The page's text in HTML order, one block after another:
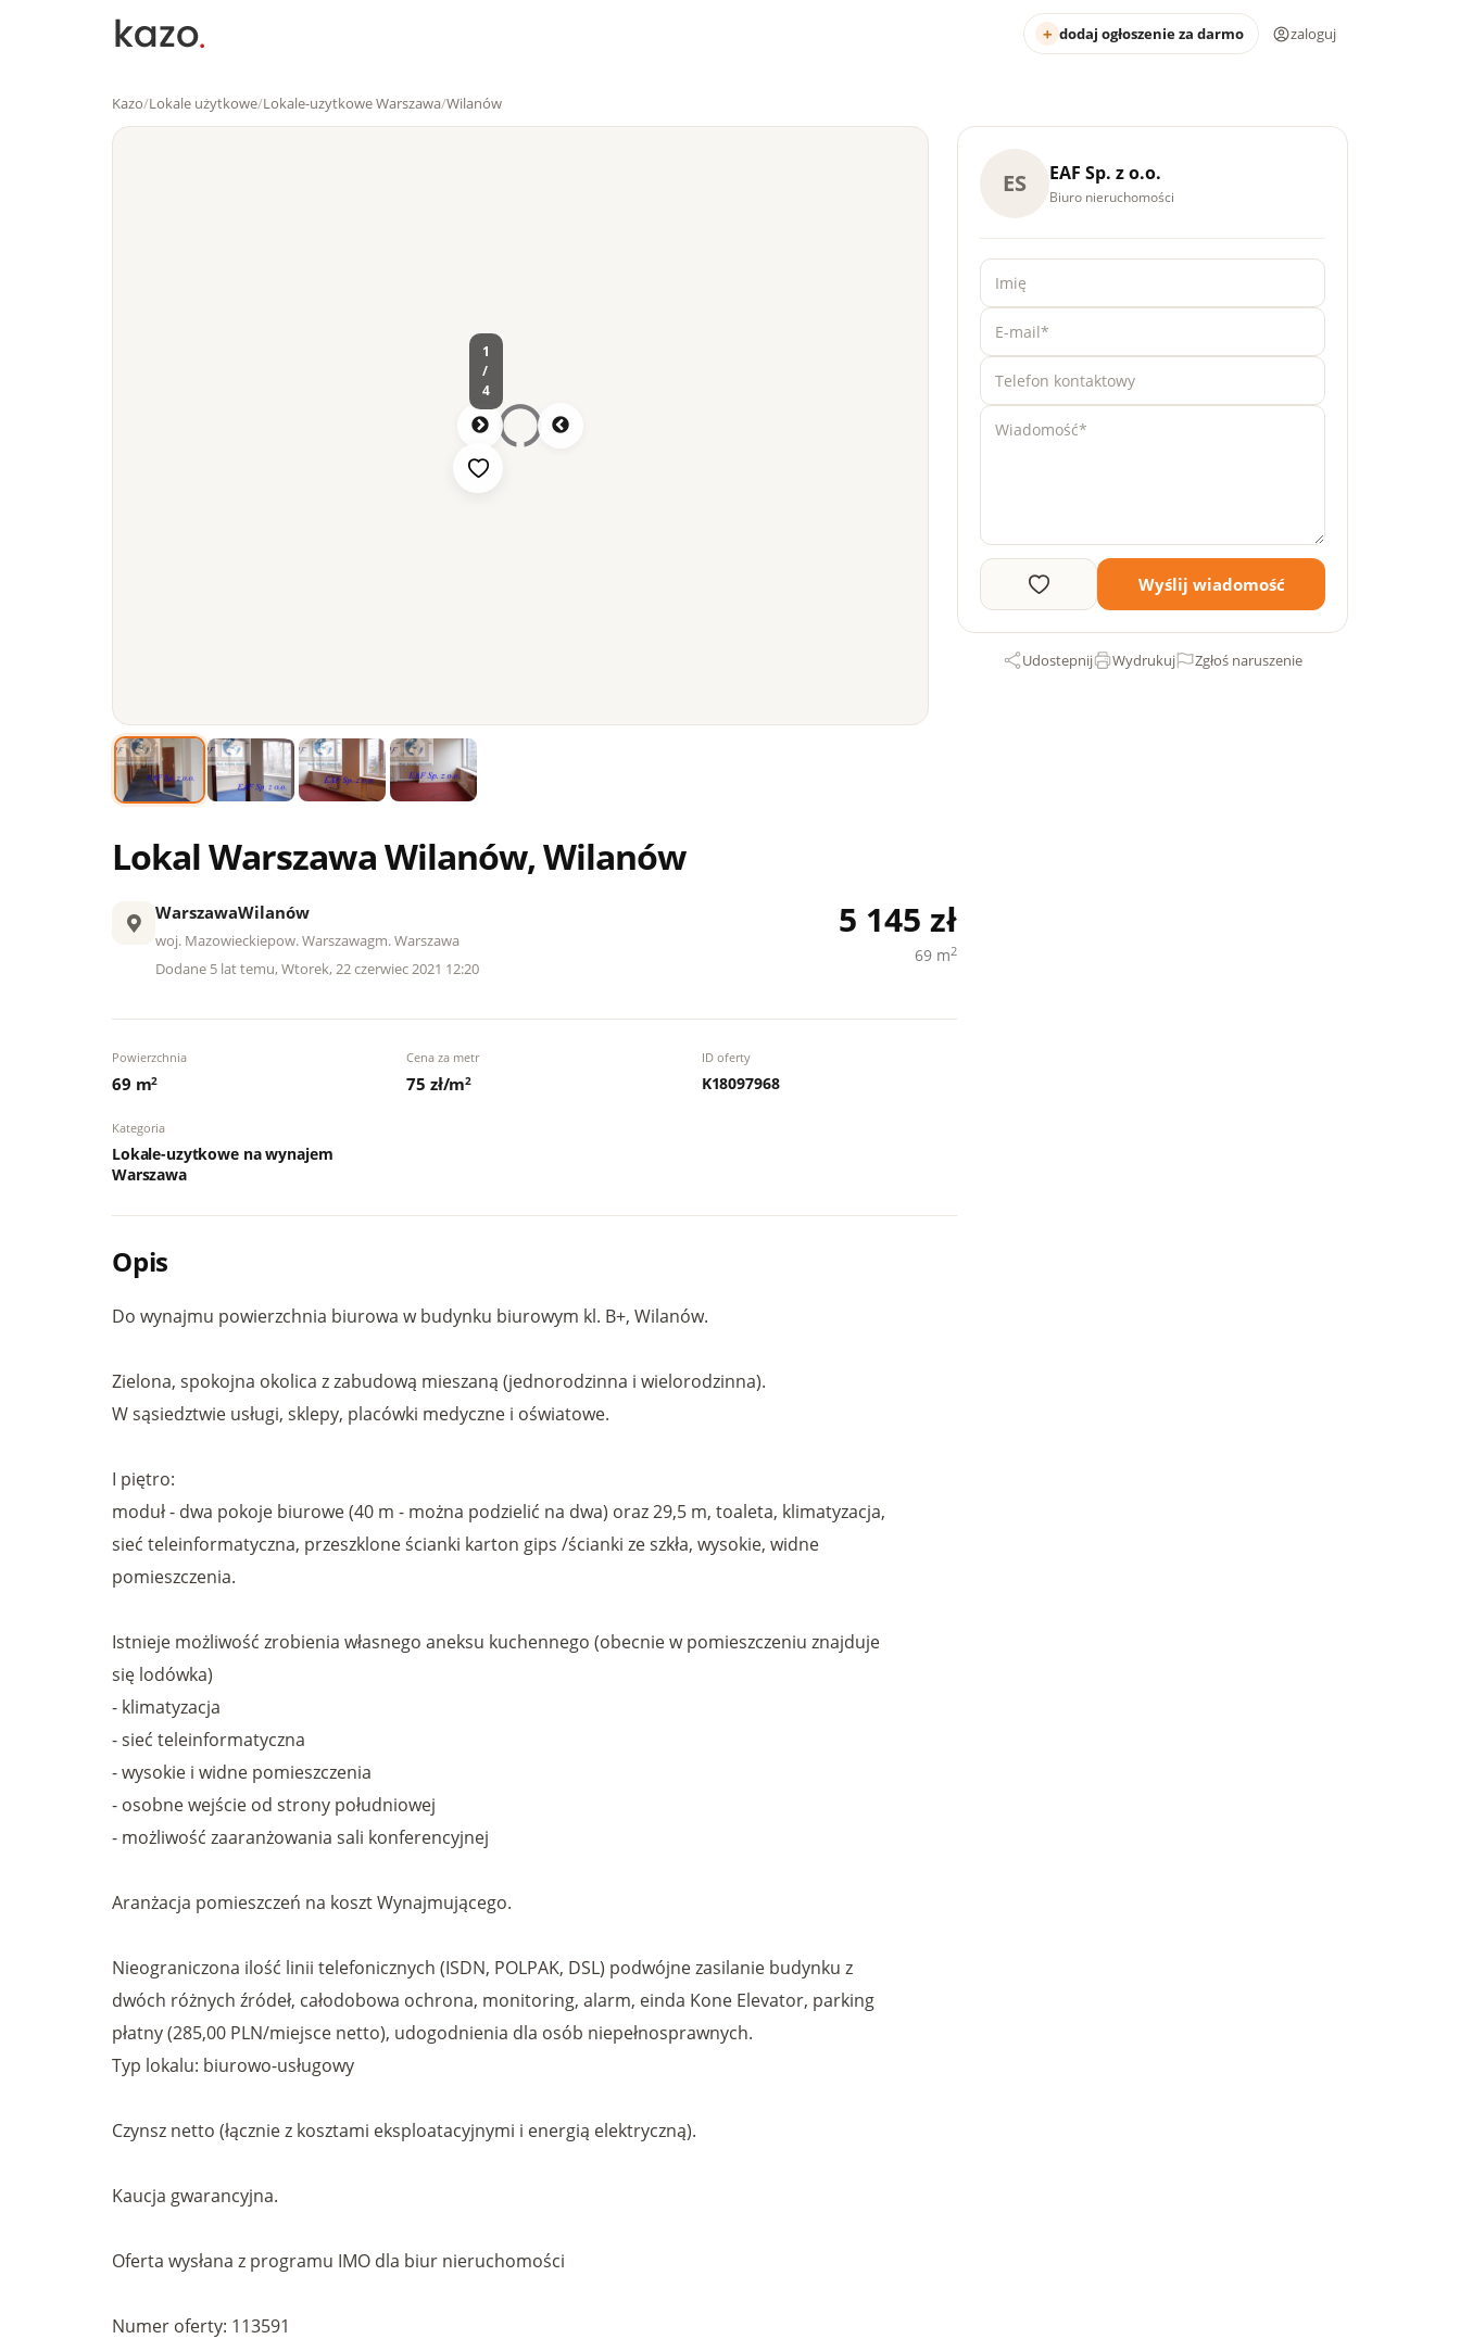
dodaj ogłoszenie za darmo zaloguj
Kazo/Lokale użytkowe/Lokale-uzytkowe Warszawa/Wilanów
1
/
4
Lokal Warszawa Wilanów, Wilanów
WarszawaWilanów
woj. Mazowieckiepow. Warszawagm. Warszawa
Dodane 5 lat temu, Wtorek, 22 czerwiec 2021 12:20
5 145 zł
69 m2
Powierzchnia
69 m2
Cena za metr
75 zł/m2
ID oferty
K18097968
Kategoria
Lokale-uzytkowe na wynajem
Warszawa
Opis
Do wynajmu powierzchnia biurowa w budynku biurowym kl. B+, Wilanów.
Zielona, spokojna okolica z zabudową mieszaną (jednorodzinna i wielorodzinna).
W sąsiedztwie usługi, sklepy, placówki medyczne i oświatowe.
I piętro:
moduł - dwa pokoje biurowe (40 m - można podzielić na dwa) oraz 29,5 m, toaleta, klimatyzacja,
sieć teleinformatyczna, przeszklone ścianki karton gips /ścianki ze szkła, wysokie, widne
pomieszczenia.
Istnieje możliwość zrobienia własnego aneksu kuchennego (obecnie w pomieszczeniu znajduje
się lodówka)
- klimatyzacja
- sieć teleinformatyczna
- wysokie i widne pomieszczenia
- osobne wejście od strony południowej
- możliwość zaaranżowania sali konferencyjnej
Aranżacja pomieszczeń na koszt Wynajmującego.
Nieograniczona ilość linii telefonicznych (ISDN, POLPAK, DSL) podwójne zasilanie budynku z
dwóch różnych źródeł, całodobowa ochrona, monitoring, alarm, einda Kone Elevator, parking
płatny (285,00 PLN/miejsce netto), udogodnienia dla osób niepełnosprawnych.
Typ lokalu: biurowo-usługowy
Czynsz netto (łącznie z kosztami eksploatacyjnymi i energią elektryczną).
Kaucja gwarancyjna.
Oferta wysłana z programu IMO dla biur nieruchomości
Numer oferty: 113591
ES EAF Sp. z o.o.
Biuro nieruchomości
Wyślij wiadomość
Udostepnij Wydrukuj Zgłoś naruszenie